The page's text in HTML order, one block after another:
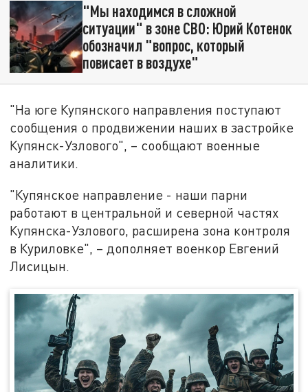
"Мы находимся в сложной
ситуации" в зоне СВО: Юрий Котенок
обозначил "вопрос, который
повисает в воздухе"
"На юге Купянского направления поступают
сообщения о продвижении наших в застройке
Купянск-Узлового", – сообщают военные
аналитики.
"Купянское направление - наши парни
работают в центральной и северной частях
Купянска-Узлового, расширена зона контроля
в Куриловке", – дополняет военкор Евгений
Лисицын.